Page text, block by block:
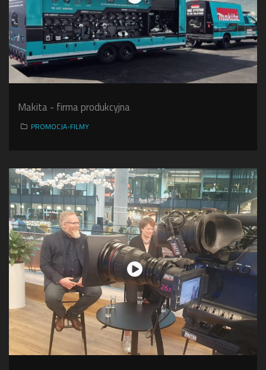
Makita - firma produkcyjna
PROMOCJA-FILMY